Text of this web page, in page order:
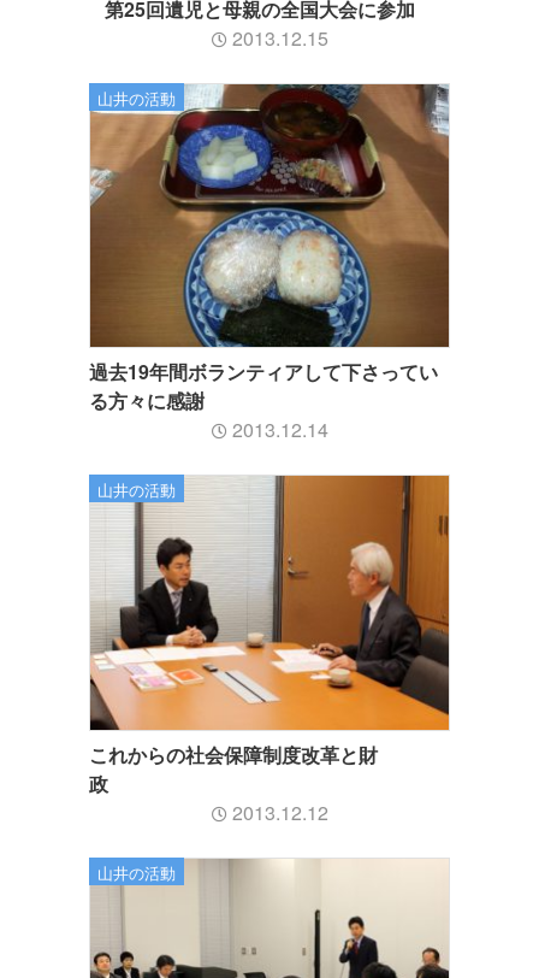
第25回遺児と母親の全国大会に参加
2013.12.15
山井の活動
過去19年間ボランティアして下さってい
る方々に感謝
2013.12.14
山井の活動
これからの社会保障制度改革と財
政
2013.12.12
山井の活動